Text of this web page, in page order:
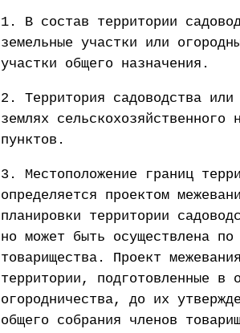
1. В состав территории
земельные участки или
участки общего назначения.
2. Территория садоводства
землях сельскохозяйственного
пунктов.
3. Местоположение границ
определяется проектом
планировки территории
но может быть осуществлена
товарищества. Проект
территории, подготовленные в
огородничества, до их
общего собрания членов